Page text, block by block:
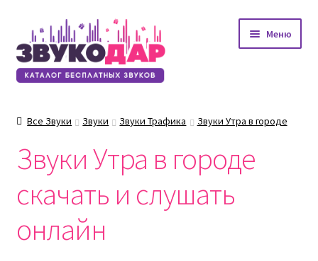
Перейти
к
навигации
Перейти
к
содержимому
Меню
Все Звуки Звуки Звуки Трафика Звуки Утра в городе
Звуки Утра в городе
скачать и слушать
онлайн